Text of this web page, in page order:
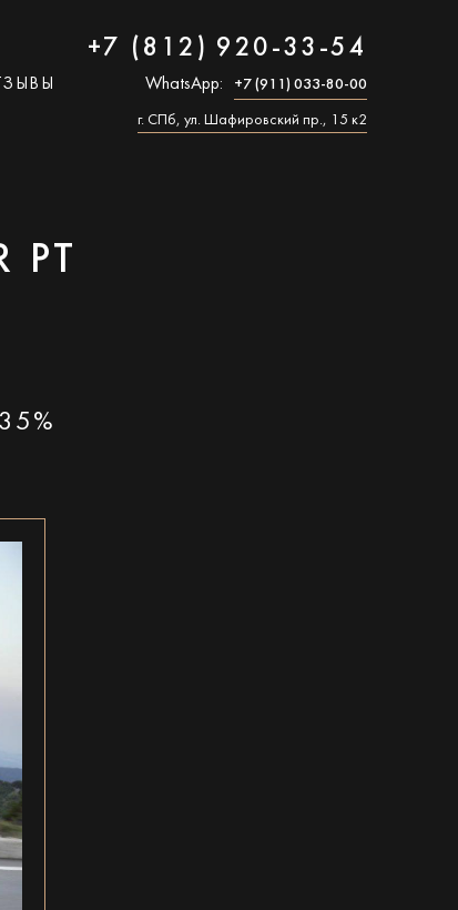
+7 (812) 920-33-54
WhatsApp: +7 (911) 033-80-00
г. СПб, ул. Шафировский пр., 15 к2
PT